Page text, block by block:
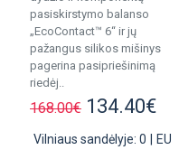
pasiskirstymo balanso
„EcoContact™ 6“ ir jų
pažangus silikos mišinys
pagerina pasipriešinimą
riedėj..
168.00€ 134.40€
Vilniaus sandėlyje: 0
EU